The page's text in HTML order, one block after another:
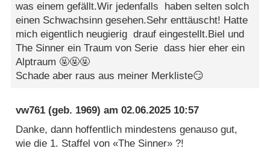
was einem gefällt.Wir jedenfalls haben selten solch
einen Schwachsinn gesehen.Sehr enttäuscht! Hatte
mich eigentlich neugierig drauf eingestellt.Biel und
The Sinner ein Traum von Serie dass hier eher ein
Alptraum 🤬🤬🤬
Schade aber raus aus meiner Merkliste😏
vw761 (geb. 1969) am02.06.2025 10:57
Danke, dann hoffentlich mindestens genauso gut,
wie die 1. Staffel von «The Sinner» ?!